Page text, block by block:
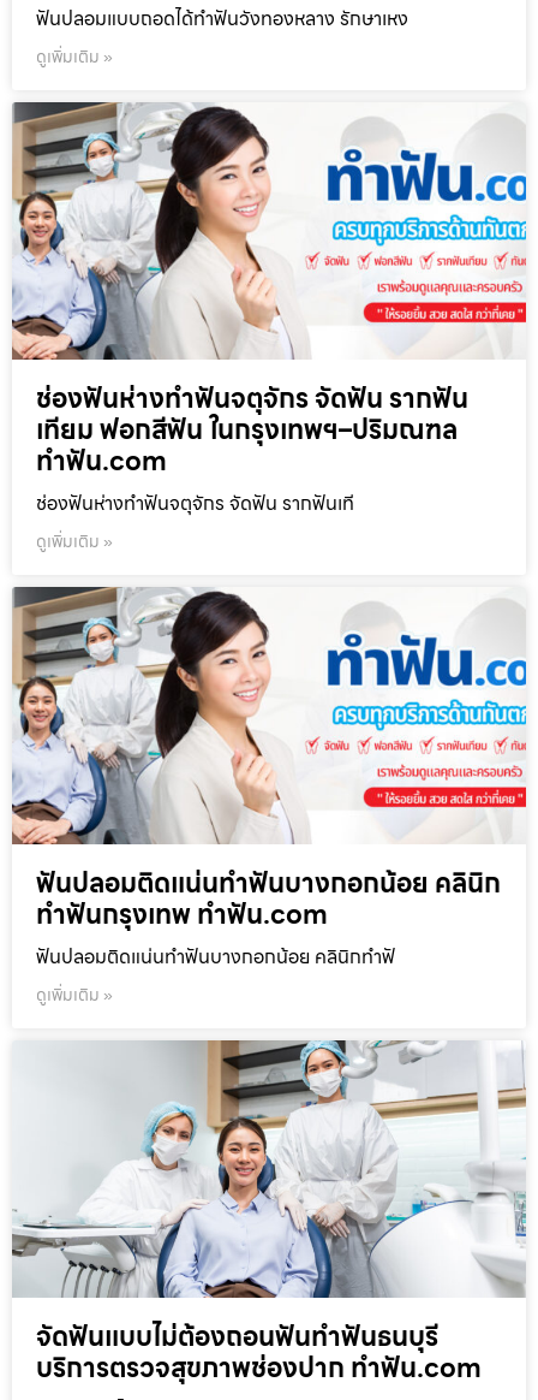
ฟันปลอมแบบถอดได้ทำฟันวังทองหลาง รักษาเหง
ดูเพิ่มเติม »
ช่องฟันห่างทำฟันจตุจักร จัดฟัน รากฟัน
เทียม ฟอกสีฟัน ในกรุงเทพฯ–ปริมณฑล
ทำฟัน.com
ช่องฟันห่างทำฟันจตุจักร จัดฟัน รากฟันเที
ดูเพิ่มเติม »
ฟันปลอมติดแน่นทำฟันบางกอกน้อย คลินิก
ทำฟันกรุงเทพ ทำฟัน.com
ฟันปลอมติดแน่นทำฟันบางกอกน้อย คลินิกทำฟั
ดูเพิ่มเติม »
จัดฟันแบบไม่ต้องถอนฟันทำฟันธนบุรี
บริการตรวจสุขภาพช่องปาก ทำฟัน.com